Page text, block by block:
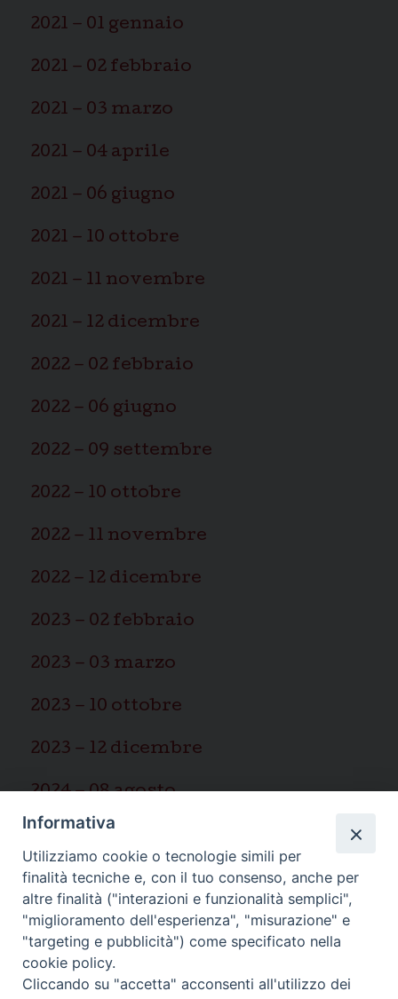
2021 – 01 gennaio
2021 – 02 febbraio
2021 – 03 marzo
2021 – 04 aprile
2021 – 06 giugno
2021 – 10 ottobre
2021 – 11 novembre
2021 – 12 dicembre
2022 – 02 febbraio
2022 – 06 giugno
2022 – 09 settembre
2022 – 10 ottobre
2022 – 11 novembre
2022 – 12 dicembre
2023 – 02 febbraio
2023 – 03 marzo
2023 – 10 ottobre
2023 – 12 dicembre
2024 – 08 agosto
2025 – 03 marzo
Informativa
Utilizziamo cookie o tecnologie simili per
finalità tecniche e, con il tuo consenso, anche per
altre finalità ("interazioni e funzionalità semplici",
"miglioramento dell'esperienza", "misurazione" e
"targeting e pubblicità") come specificato nella
cookie policy.
Cliccando su "accetta" acconsenti all'utilizzo dei